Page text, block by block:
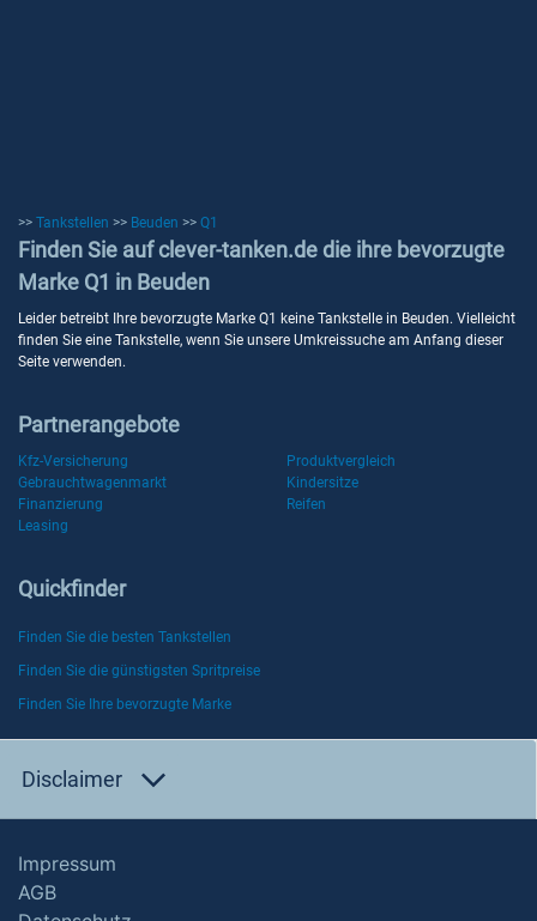
>> Tankstellen >> Beuden >> Q1
Finden Sie auf clever-tanken.de die ihre bevorzugte
Marke Q1 in Beuden
Leider betreibt Ihre bevorzugte Marke Q1 keine Tankstelle in Beuden. Vielleicht
finden Sie eine Tankstelle, wenn Sie unsere Umkreissuche am Anfang dieser
Seite verwenden.
Partnerangebote
Kfz-Versicherung
Produktvergleich
Gebrauchtwagenmarkt
Kindersitze
Finanzierung
Reifen
Leasing
Quickfinder
Finden Sie die besten Tankstellen
Finden Sie die günstigsten Spritpreise
Finden Sie Ihre bevorzugte Marke
Disclaimer
Impressum
AGB